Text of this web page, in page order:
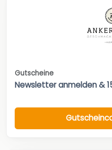
Gutscheine
Newsletter anmelden &